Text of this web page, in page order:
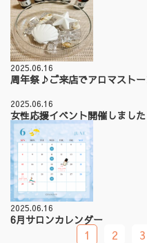
2025.06.16
周年祭♪ご来店でアロマスト
2025.06.16
女性応援イベント開催しまし
2025.06.16
6月サロンカレンダー
1 2 3